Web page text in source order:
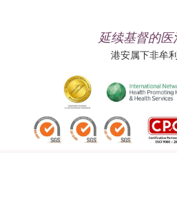
延续基督的医
港安属下非牟